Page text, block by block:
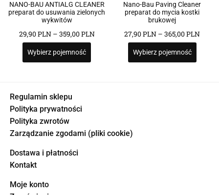
NANO-BAU ANTIALG CLEANER
preparat do usuwania zielonych
wykwitów
29,90PLN– 359,00PLN
Wybierz pojemność
Nano-Bau Paving Cleaner
preparat do mycia kostki
brukowej
27,90PLN –365,00PLN
Wybierz pojemność
Regulamin sklepu
Polityka prywatności
Polityka zwrotów
Zarządzanie zgodami (pliki cookie)
Dostawa i płatności
Kontakt
Moje konto